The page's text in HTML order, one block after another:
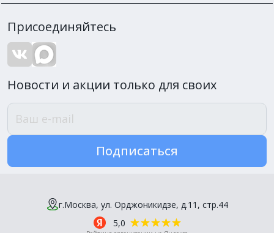
Присоединяйтесь
Новости и акции только для своих
Подписаться
г.Москва, ул. Орджоникидзе, д.11, стр.44
5,0